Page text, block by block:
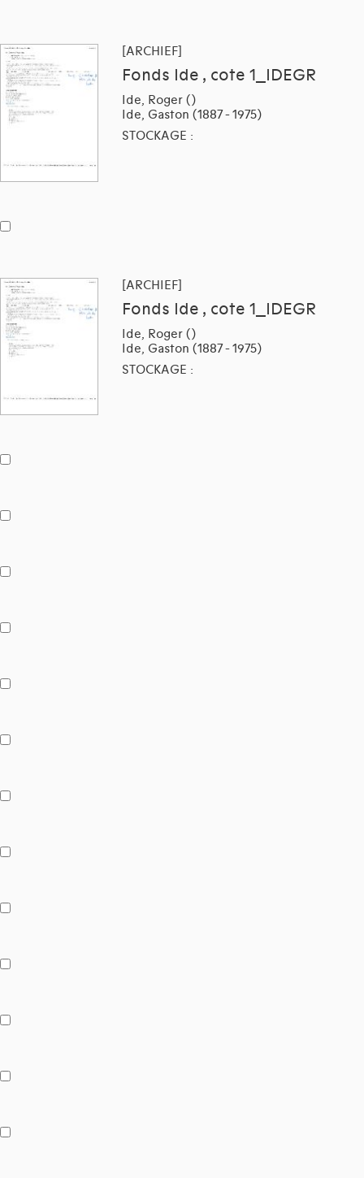
[ARCHIEF]
Fonds Ide , cote 1_IDEGR
Ide, Roger ()
Ide, Gaston (1887 - 1975)
STOCKAGE :
[ARCHIEF]
Fonds Ide , cote 1_IDEGR
Ide, Roger ()
Ide, Gaston (1887 - 1975)
STOCKAGE :